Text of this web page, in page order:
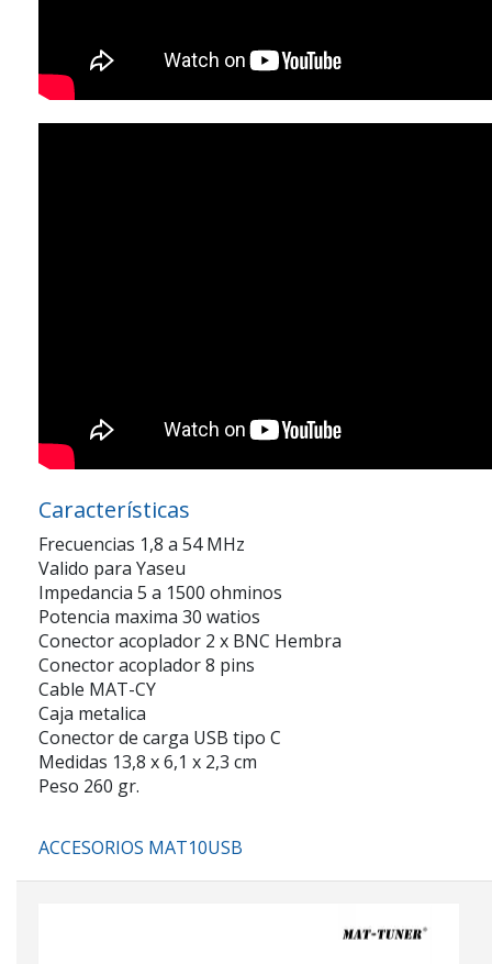
Características
Frecuencias 1,8 a 54 MHz
Valido para Yaseu
Impedancia 5 a 1500 ohminos
Potencia maxima 30 watios
Conector acoplador 2 x BNC Hembra
Conector acoplador 8 pins
Cable MAT-CY
Caja metalica
Conector de carga USB tipo C
Medidas 13,8 x 6,1 x 2,3 cm
Peso 260 gr.
ACCESORIOS MAT10USB